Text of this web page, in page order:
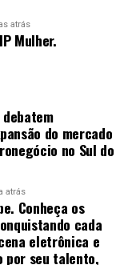
podem ser
exemplo,
pode,
da agulha para
técnicas
bǔ) ou “sedar”
de
de energia.
atrás
Mulher.
debatem
do mercado
no Sul do
atrás
Conheça os
cada
eletrônica e
por seu talento,